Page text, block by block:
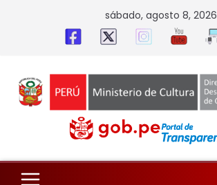
sábado, agosto 8, 2026